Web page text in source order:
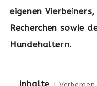
eigenen
Recherchen sowie
Hundehaltern.
Inhalte Verbergen